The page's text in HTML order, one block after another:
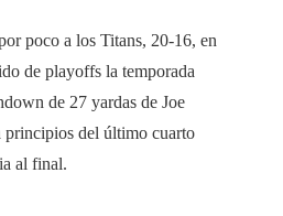
poco a los Titans, 20-16, en
de playoffs la temporada
de 27 yardas de Joe
del último cuarto
al final.